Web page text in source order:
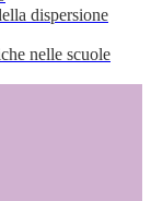
dispersione
nelle scuole